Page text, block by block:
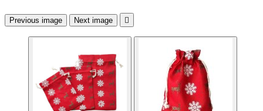
Previous image Next image 